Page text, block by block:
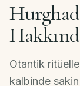
Spa
Programları
Salonu
Otantik
kalbinde